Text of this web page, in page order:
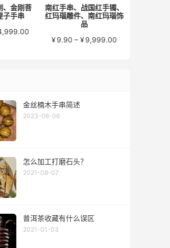
、金刚菩
子手串
南红手串、战国红手镯、
红玛瑙雕件、南红玛瑙饰
品
¥9.90 – ¥9,999.00
金丝楠木手串简述
2023-06-06
怎么加工打磨石头？
2021-08-07
普洱茶收藏有什么误区
2021-01-03